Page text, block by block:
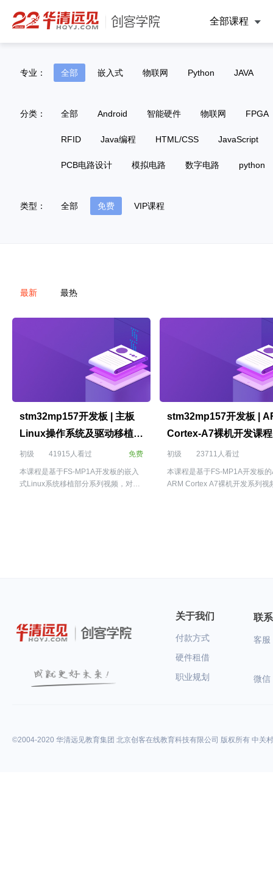
全部课程
专业： 全部 嵌入式 物联网 Python JAVA
分类： 全部 Android 智能硬件 物联网 FPGA
RFID Java编程 HTML/CSS JavaScript
PCB电路设计 模拟电路 数字电路 python
类型： 全部 免费 VIP课程
最新 最热
stm32mp157开发板 | 主板
Linux操作系统及驱动移植课
程
初级 41915人看过 免费
本课程是基于FS-MP1A开发板的嵌入
式Linux系统移植部分系列视频，对应
stm32mp157开发板 |
Cortex-A7裸机开发课程
初级 23711人看过
本课程是基于FS-MP1A开发板
ARM Cortex A7裸机开发系列视
关于我们
付款方式
硬件租借
职业规划
联
客服
微信
©2004-2020 华清远见教育集团 北京创客在线教育科技有限公司 版权所有 中关